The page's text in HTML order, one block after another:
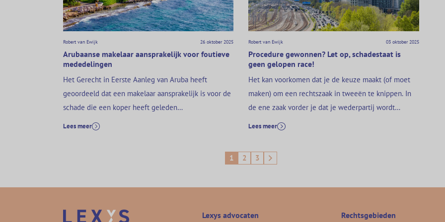
Robert van Ewijk 26 oktober 2025
Arubaanse makelaar aansprakelijk voor foutieve
mededelingen
Het Gerecht in Eerste Aanleg van Aruba heeft
geoordeeld dat een makelaar aansprakelijk is voor de
schade die een koper heeft geleden
(ECLI:NL:OGEAA:2025:255). Die schade staat volgens
koper. De uitspraak is naar Arubaans recht, maar net
Lees meer
Robert van Ewijk 03 oktober 2025
Procedure gewonnen? Let op, schadestaat is
geen gelopen race!
Het kan voorkomen dat je de keuze maakt (of moet
maken) om een rechtszaak in tweeën te knippen. In
de ene zaak vorder je dat je wederpartij wordt
veroordeeld tot schadevergoeding, op te maken bij
schade worden vastgesteld. Als je de…
Lees meer
1 2 3
Lexys advocaten Rechtsgebieden